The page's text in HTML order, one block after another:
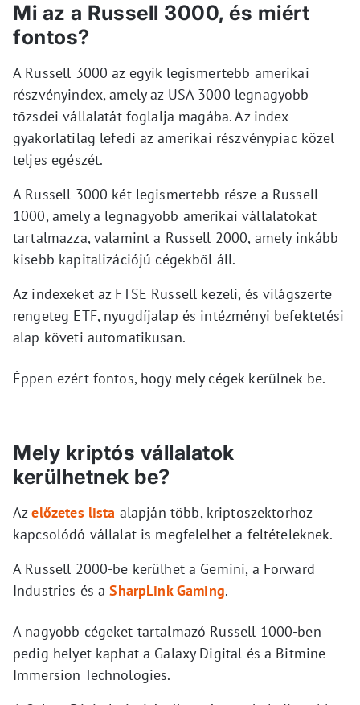
Mi az a Russell 3000, és miért
fontos?
A Russell 3000 az egyik legismertebb amerikai
részvényindex, amely az USA 3000 legnagyobb
tőzsdei vállalatát foglalja magába. Az index
gyakorlatilag lefedi az amerikai részvénypiac közel
teljes egészét.
A Russell 3000 két legismertebb része a Russell
1000, amely a legnagyobb amerikai vállalatokat
tartalmazza, valamint a Russell 2000, amely inkább
kisebb kapitalizációjú cégekből áll.
Az indexeket az FTSE Russell kezeli, és világszerte
rengeteg ETF, nyugdíjalap és intézményi befektetési
alap követi automatikusan.
Éppen ezért fontos, hogy mely cégek kerülnek be.
Mely kriptós vállalatok
kerülhetnek be?
Azelőzetes lista alapján több, kriptoszektorhoz
kapcsolódó vállalat is megfelelhet a feltételeknek.
A Russell 2000-be kerülhet a Gemini, a Forward
Industries és aSharpLink Gaming.
A nagyobb cégeket tartalmazó Russell 1000-ben
pedig helyet kaphat a Galaxy Digital és a Bitmine
Immersion Technologies.